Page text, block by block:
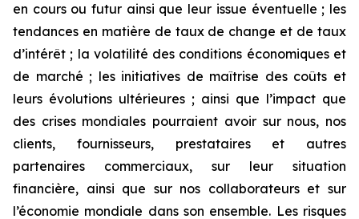
en cours ou futur ainsi que leur issue éventuelle ; les
tendances en matière de taux de change et de taux
d’intérêt ; la volatilité des conditions économiques et
de marché ; les initiatives de maîtrise des coûts et
leurs évolutions ultérieures ; ainsi que l’impact que
des crises mondiales pourraient avoir sur nous, nos
clients, fournisseurs, prestataires et autres
partenaires commerciaux, sur leur situation
financière, ainsi que sur nos collaborateurs et sur
l’économie mondiale dans son ensemble. Les risques